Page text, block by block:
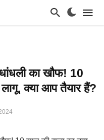
धांधली का खौफ! 10
क्या आप तैयार हैं?